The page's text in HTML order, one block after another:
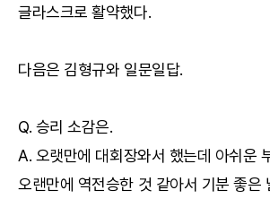
글라스크로 활약했다.
다음은 김형규와 일문일답.
Q. 승리 소감은.
A. 오랫만에 대회장와서 했는데 아쉬운
오랜만에 역전승한 것 같아서 기분 좋은